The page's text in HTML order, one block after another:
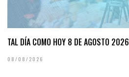
TAL DÍA COMO HOY 8 DE AGOSTO 2026
08/08/2026